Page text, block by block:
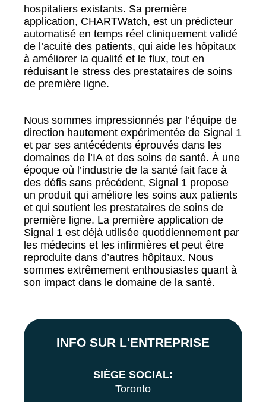
hospitaliers existants. Sa première
application, CHARTWatch, est un prédicteur
automatisé en temps réel cliniquement validé
de l’acuité des patients, qui aide les hôpitaux
à améliorer la qualité et le flux, tout en
réduisant le stress des prestataires de soins
de première ligne.
Nous sommes impressionnés par l’équipe de
direction hautement expérimentée de Signal 1
et par ses antécédents éprouvés dans les
domaines de l’IA et des soins de santé. À une
époque où l’industrie de la santé fait face à
des défis sans précédent, Signal 1 propose
un produit qui améliore les soins aux patients
et qui soutient les prestataires de soins de
première ligne. La première application de
Signal 1 est déjà utilisée quotidiennement par
les médecins et les infirmières et peut être
reproduite dans d’autres hôpitaux. Nous
sommes extrêmement enthousiastes quant à
son impact dans le domaine de la santé.
INFO SUR L'ENTREPRISE
SIÈGE SOCIAL:
Toronto